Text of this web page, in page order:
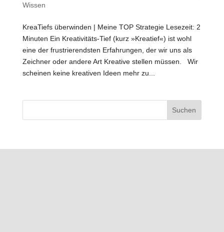
Wissen
KreaTiefs überwinden | Meine TOP Strategie Lesezeit: 2
Minuten Ein Kreativitäts-Tief (kurz »Kreatief«) ist wohl
eine der frustrierendsten Erfahrungen, der wir uns als
Zeichner oder andere Art Kreative stellen müssen. Wir
scheinen keine kreativen Ideen mehr zu...